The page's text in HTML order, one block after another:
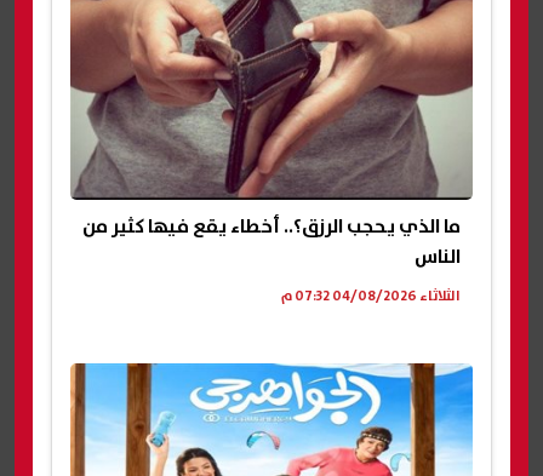
ما الذي يحجب الرزق؟.. أخطاء يقع فيها كثير من
الناس
الثلاثاء 04/08/2026 07:32 م